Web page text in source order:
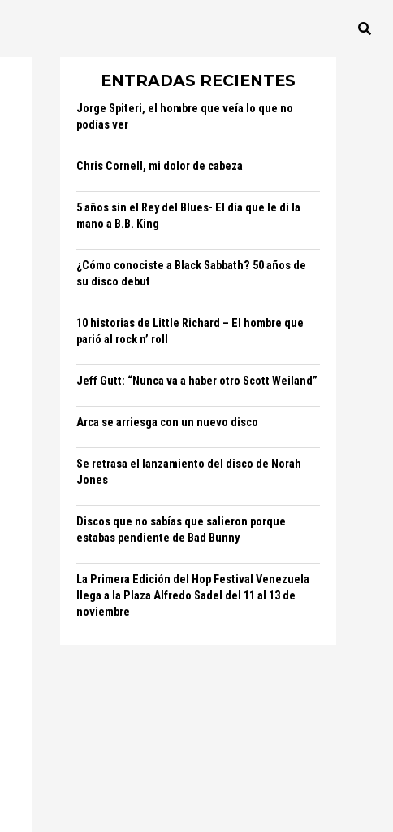
ENTRADAS RECIENTES
Jorge Spiteri, el hombre que veía lo que no
podías ver
Chris Cornell, mi dolor de cabeza
5 años sin el Rey del Blues- El día que le di la
mano a B.B. King
¿Cómo conociste a Black Sabbath? 50 años de
su disco debut
10 historias de Little Richard – El hombre que
parió al rock n’ roll
Jeff Gutt: “Nunca va a haber otro Scott Weiland”
Arca se arriesga con un nuevo disco
Se retrasa el lanzamiento del disco de Norah
Jones
Discos que no sabías que salieron porque
estabas pendiente de Bad Bunny
La Primera Edición del Hop Festival Venezuela
llega a la Plaza Alfredo Sadel del 11 al 13 de
noviembre